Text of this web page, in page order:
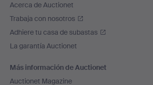
Acerca de Auctionet
Trabaja con nosotros
Adhiere tu casa de subastas
La garantía Auctionet
Más información de Auctionet
Auctionet Magazine